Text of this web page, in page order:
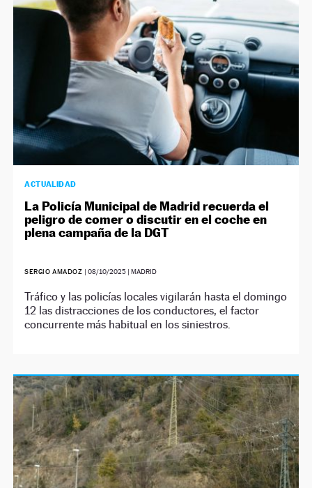
ACTUALIDAD
La Policía Municipal de Madrid recuerda el
peligro de comer o discutir en el coche en
plena campaña de la DGT
SERGIO AMADOZ | 08/10/2025| MADRID
Tráfico y las policías locales vigilarán hasta el domingo
12 las distracciones de los conductores, el factor
concurrente más habitual en los siniestros.